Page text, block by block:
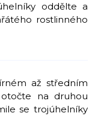
oddělte a
rostlinného
až středním
na druhou
se trojúhelníky